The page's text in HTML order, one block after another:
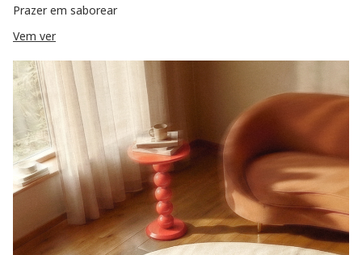
Prazer em saborear
Vem ver